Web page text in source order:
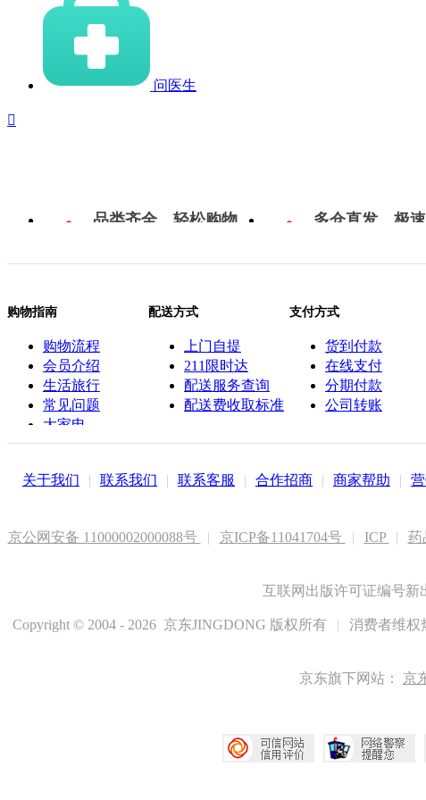
问医生

品类齐全，轻松购物 多仓直发，极
购物指南
购物流程
会员介绍
生活旅行
常见问题
大家电
联系客服
配送方式
上门自提
211限时达
配送服务查询
配送费收取标准
支付方式
货到付款
在线支付
分期付款
公司转账
关于我们 | 联系我们 | 联系客服 | 合作招商 | 商家帮助 |
京公网安备 11000002000088号 | 京ICP备11041704号 | ICP | 药
互联网出版许可证编号新
Copyright © 2004 - 2026 京东JINGDONG 版权所有 | 消费者维权
京东旗下网站： 京